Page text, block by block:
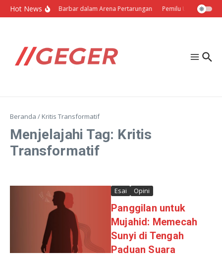
Lewati ke konten
Hot NewsPolitik Barbar dalam Arena Pertarungan Pemilu Ukraina: Milih
Beranda / Kritis Transformatif
Menjelajahi Tag: Kritis
Transformatif
Esai Opini
Panggilan untuk
Mujahid: Memecah
Sunyi di Tengah
Paduan Suara